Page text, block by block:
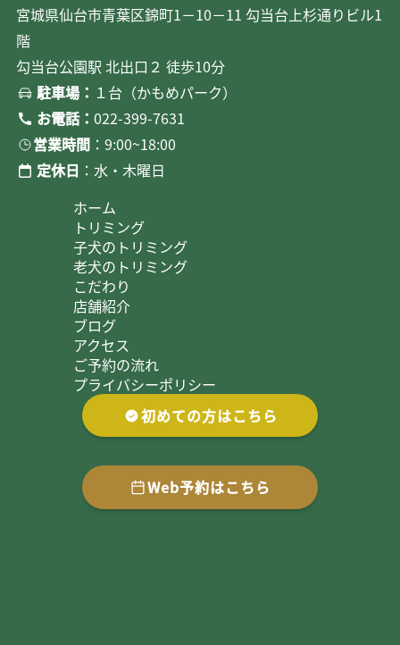
宮城県仙台市青葉区錦町1－10－11 勾当台上杉通りビル1
階
勾当台公園駅 北出口２ 徒歩10分
駐車場： １台（かもめパーク）
お電話：022-399-7631
営業時間 ：9:00~18:00
定休日 ：水・木曜日
ホーム
トリミング
子犬のトリミング
老犬のトリミング
こだわり
店舗紹介
ブログ
アクセス
ご予約の流れ
プライバシーポリシー
初めての方はこちら
Web予約はこちら